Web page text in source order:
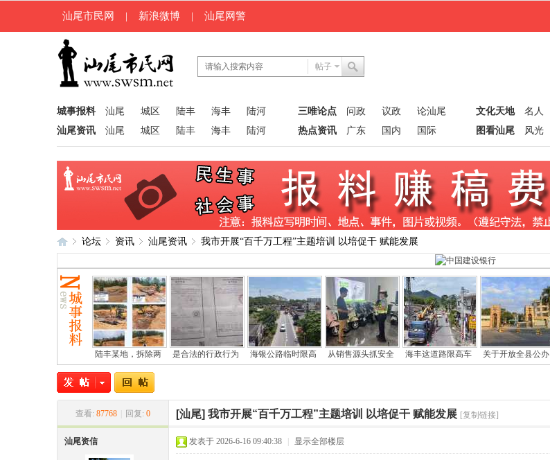
汕尾市民网 | 新浪微博 | 汕尾网警
帖子
城事报料 汕尾 城区 陆丰 海丰
陆河
汕尾资讯
汕尾 城区 陆丰 海丰 陆河
三唯论点 问政 议政
论汕尾
热点资讯
广东 国内 国际
文化天地 名人
图看汕尾
风光
汕
尾
»
论坛
›
资讯
›
汕尾资讯
›
我市开展“百千万工程”主题培训 以培促干 赋能发展
陆丰某地，拆除两 是合法的行政行为 海银公路临时限高 从销售源头抓安全 海丰这道路限高车 关于开放全县公办
查看: 87768 回复: 0 [汕尾] 我市开展“百千万工程”主题培训 以培促干 赋能发展 [复制链接]
汕尾资信 发表于 2026-6-16 09:40:38 显示全部楼层